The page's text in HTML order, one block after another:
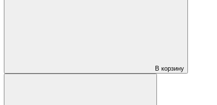
В корзину